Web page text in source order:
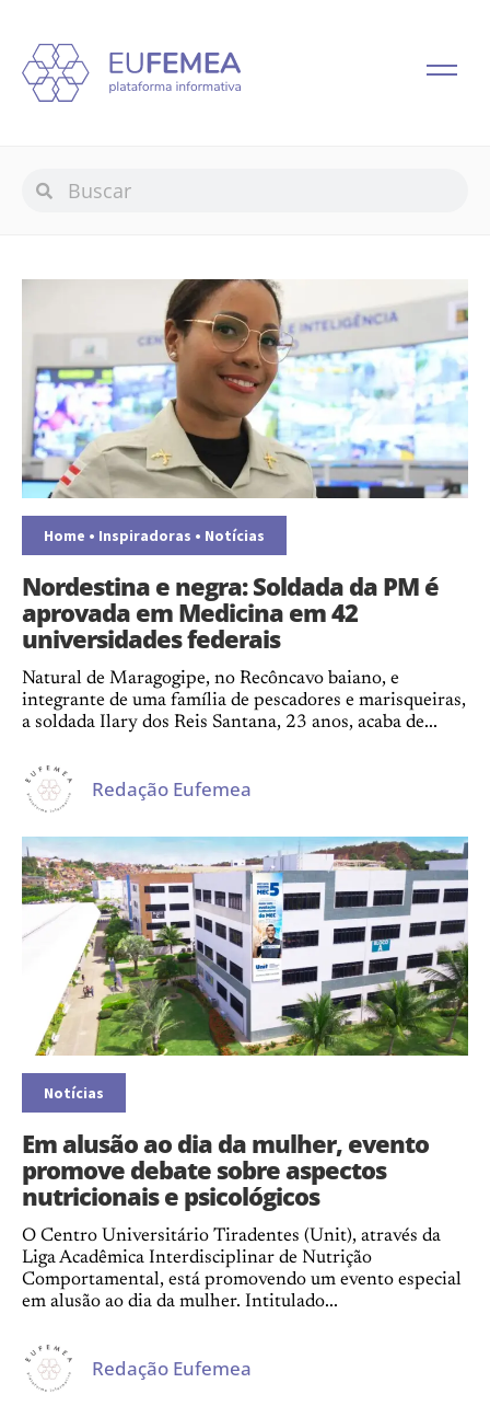
Home • Inspiradoras • Notícias
Nordestina e negra: Soldada da PM é
aprovada em Medicina em 42
universidades federais
Natural de Maragogipe, no Recôncavo baiano, e
integrante de uma família de pescadores e marisqueiras,
a soldada Ilary dos Reis Santana, 23 anos, acaba de...
Redação Eufemea
Notícias
Em alusão ao dia da mulher, evento
promove debate sobre aspectos
nutricionais e psicológicos
O Centro Universitário Tiradentes (Unit), através da
Liga Acadêmica Interdisciplinar de Nutrição
Comportamental, está promovendo um evento especial
em alusão ao dia da mulher. Intitulado...
Redação Eufemea